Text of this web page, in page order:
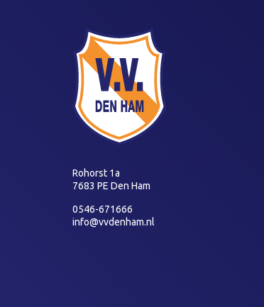
Rohorst 1a
7683 PE Den Ham
0546-671666
info@vvdenham.nl